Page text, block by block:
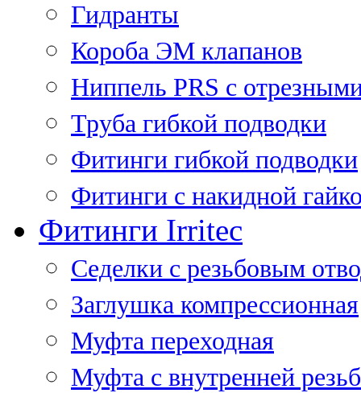
Гидранты
Короба ЭМ клапанов
Ниппель PRS с
Труба гибкой подводки
Фитинги гибкой подводки
Фитинги с накидной
Фитинги Irritec
Седелки с резьбовым
Заглушка компрессионная
Муфта переходная
Муфта с внутренней